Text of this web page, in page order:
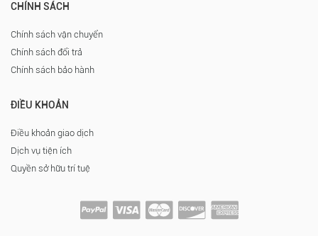
CHÍNH SÁCH
Chính sách vận chuyển
Chính sách đổi trả
Chính sách bảo hành
ĐIỀU KHOẢN
Điều khoản giao dịch
Dịch vụ tiện ích
Quyền sở hữu trí tuệ